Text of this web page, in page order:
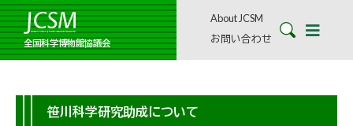
全国科学博物館協議会
About JCSM
お問い合わせ
笹川科学研究助成について